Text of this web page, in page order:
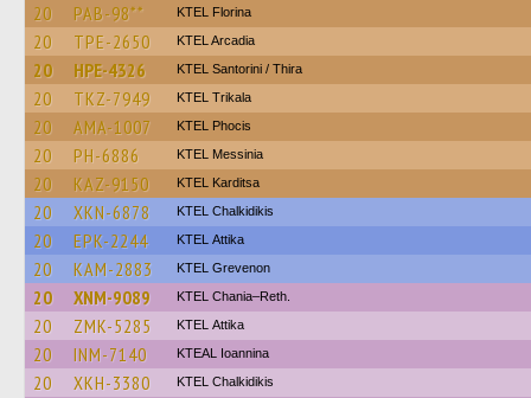
20 PAB-98** KTEL Florina
20 TPE-2650 KTEL Arcadia
20 HPE-4326 KTEL Santorini / Thira
20 TKZ-7949 ΚΤΕL Τrikala
20 AMA-1007 ΚΤΕL Phocis
20 PH-6886 KTEL Messinia
20 KAZ-9150 ΚΤΕL Karditsa
20 XKN-6878 ΚΤΕL Chalkidikis
20 EPK-2244 KΤΕL Αttika
20 KAM-2883 ΚΤΕL Grevenon
20 XNM-9089 KTEL Chania–Reth.
20 ZMK-5285 KΤΕL Αttika
20 INM-7140 KTEAL Ioannina
20 XKH-3380 ΚΤΕL Chalkidikis